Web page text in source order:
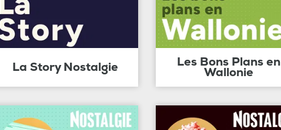
La Story Nostalgie Les Bons Plans en
Wallonie